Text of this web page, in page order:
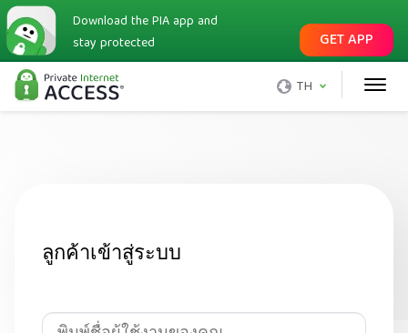
Download the PIA app and
stay protected
GET APP
TH
ลูกค้าเข้าสู่ระบบ